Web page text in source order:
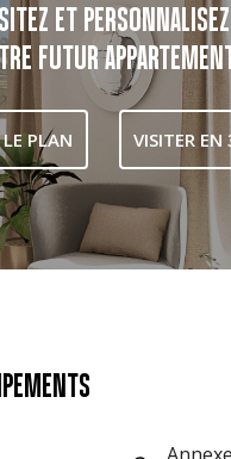
ET PERSONNALISEZ
FUTUR
PLAN VISITER EN